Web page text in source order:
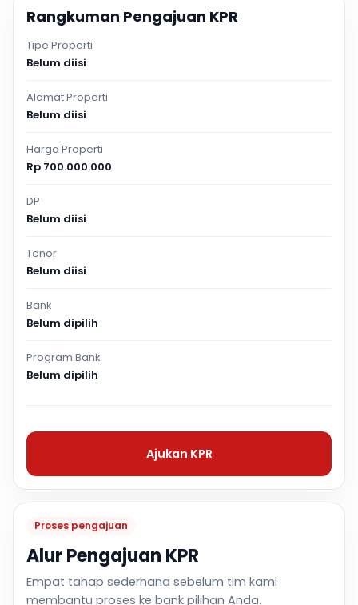
Proses pengajuan
Alur Pengajuan KPR
Empat tahap sederhana sebelum tim kami
membantu proses ke bank pilihan Anda.
Rangkuman Pengajuan KPR
Tipe Properti
Belum diisi
Alamat Properti
Belum diisi
Harga Properti
Rp 700.000.000
DP
Belum diisi
Tenor
Belum diisi
Bank
Belum dipilih
Program Bank
Belum dipilih
Ajukan KPR